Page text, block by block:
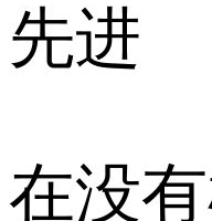
先进
在没